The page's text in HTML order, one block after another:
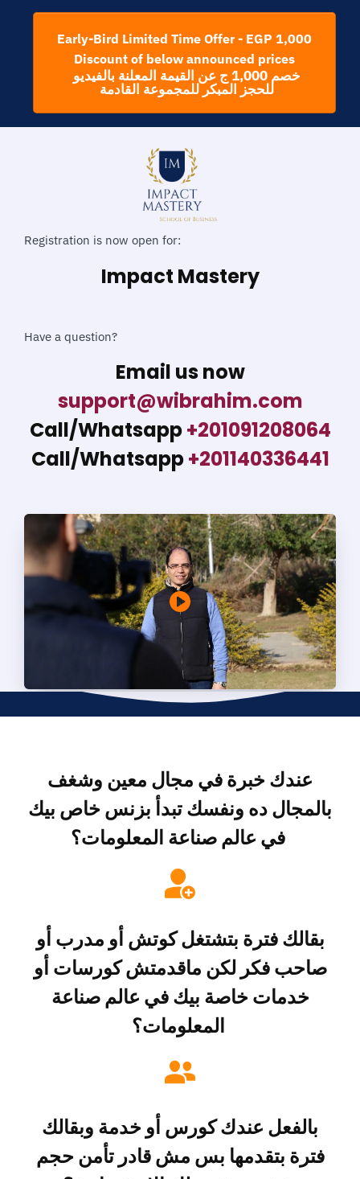
Early-Bird Limited Time Offer - EGP 1,000
Discount of below announced prices
خصم 1,000 ج عن القيمة المعلنة بالفيديو
للحجز المبكر للمجموعة القادمة
Registration is now open for:
Impact Mastery
Have a question?
Email us now
support@wibrahim.com
Call/Whatsapp+201091208064
Call/Whatsapp+201140336441
عندك خبرة في مجال معين وشغف
بالمجال ده ونفسك تبدأ بزنس خاص بيك
بقالك فترة بتشتغل كوتش أو مدرب أو
صاحب فكر لكن ماقدمتش كورسات أو
خدمات خاصة بيك في عالم صناعة
بالفعل عندك كورس أو خدمة وبقالك
فترة بتقدمها بس مش قادر تأمن حجم